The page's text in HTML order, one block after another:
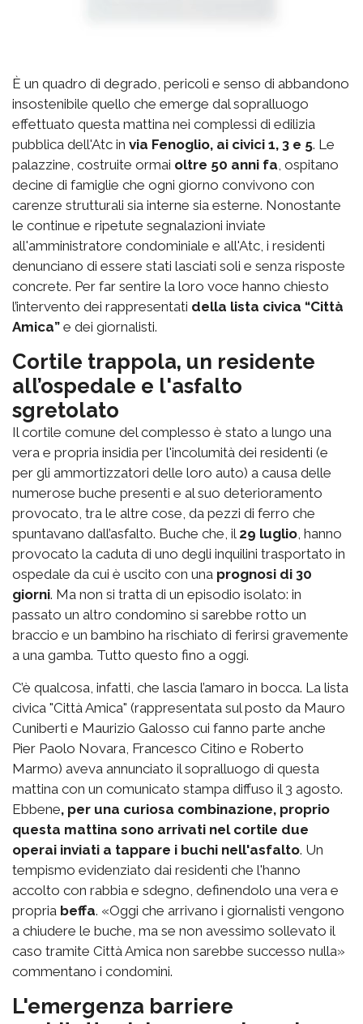
È un quadro di degrado, pericoli e senso di abbandono
insostenibile quello che emerge dal sopralluogo
effettuato questa mattina nei complessi di edilizia
pubblica dell'Atc in via Fenoglio, ai civici 1, 3 e 5. Le
palazzine, costruite ormai oltre 50 anni fa, ospitano
decine di famiglie che ogni giorno convivono con
carenze strutturali sia interne sia esterne. Nonostante
le continue e ripetute segnalazioni inviate
all'amministratore condominiale e all'Atc, i residenti
denunciano di essere stati lasciati soli e senza risposte
concrete. Per far sentire la loro voce hanno chiesto
l’intervento dei rappresentati della lista civica “Città
Amica” e dei giornalisti.
Cortile trappola, un residente
all’ospedale e l'asfalto
sgretolato
Il cortile comune del complesso è stato a lungo una
vera e propria insidia per l'incolumità dei residenti (e
per gli ammortizzatori delle loro auto) a causa delle
numerose buche presenti e al suo deterioramento
provocato, tra le altre cose, da pezzi di ferro che
spuntavano dall’asfalto. Buche che, il 29 luglio, hanno
provocato la caduta di uno degli inquilini trasportato in
ospedale da cui è uscito con una prognosi di 30
giorni. Ma non si tratta di un episodio isolato: in
passato un altro condomino si sarebbe rotto un
braccio e un bambino ha rischiato di ferirsi gravemente
a una gamba. Tutto questo fino a oggi.
C’è qualcosa, infatti, che lascia l’amaro in bocca. La lista
civica "Città Amica" (rappresentata sul posto da Mauro
Cuniberti e Maurizio Galosso cui fanno parte anche
Pier Paolo Novara, Francesco Citino e Roberto
Marmo) aveva annunciato il sopralluogo di questa
mattina con un comunicato stampa diffuso il 3 agosto.
Ebbene, per una curiosa combinazione, proprio
questa mattina sono arrivati nel cortile due
operai inviati a tappare i buchi nell'asfalto. Un
tempismo evidenziato dai residenti che l'hanno
accolto con rabbia e sdegno, definendolo una vera e
propria beffa. «Oggi che arrivano i giornalisti vengono
a chiudere le buche, ma se non avessimo sollevato il
caso tramite Città Amica non sarebbe successo nulla»
commentano i condomini.
L'emergenza barriere